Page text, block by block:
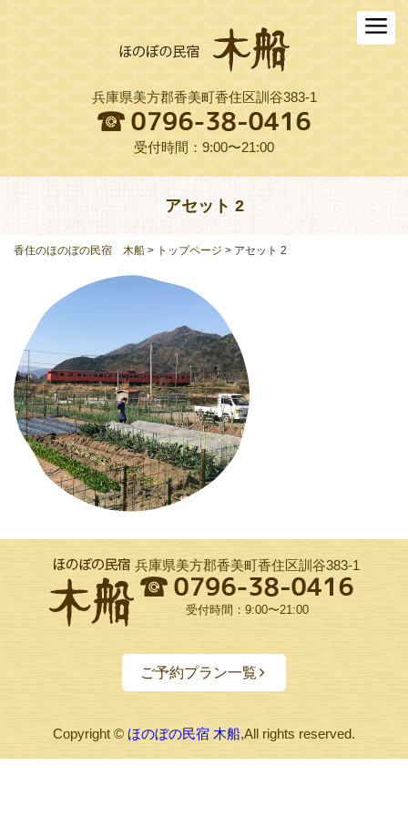
兵庫県美方郡香美町香住区訓谷383-1
受付時間：9:00〜21:00
お役立ちリンク集
ご予約プラン一覧
English
アセット 2
香住のほのぼの民宿 木船 > トップページ > アセット 2
兵庫県美方郡香美町香住区訓谷383-1
受付時間：9:00〜21:00
ご予約プラン一覧
Copyright © ほのぼの民宿 木船,All rights reserved.